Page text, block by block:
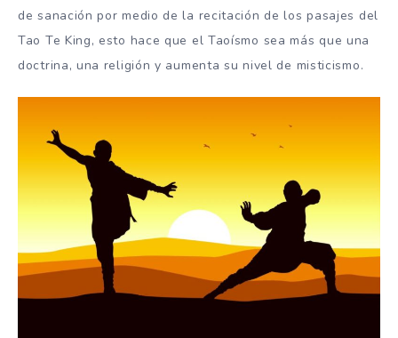
de sanación por medio de la recitación de los pasajes del
Tao Te King, esto hace que el Taoísmo sea más que una
doctrina, una religión y aumenta su nivel de misticismo.